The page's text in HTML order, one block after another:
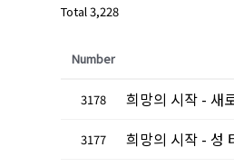
Total 3,228
Number
3178 희망의 시작 - 새
3177 희망의 시작 - 성